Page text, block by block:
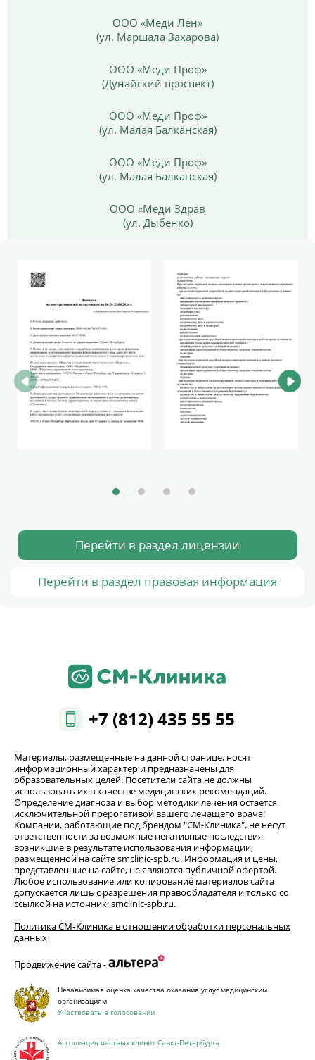
ООО «Меди Лен»
(ул. Маршала Захарова)
ООО «Меди Проф»
(Дунайский проспект)
ООО «Меди Проф»
(ул. Малая Балканская)
ООО «Меди Проф»
(ул. Малая Балканская)
ООО «Меди Здрав
(ул. Дыбенко)
Перейти в раздел лицензии
Перейти в раздел правовая информация
+7 (812) 435 55 55
Материалы, размещенные на данной странице, носят
информационный характер и предназначены для
образовательных целей. Посетители сайта не должны
использовать их в качестве медицинских рекомендаций.
Определение диагноза и выбор методики лечения остается
исключительной прерогативой вашего лечащего врача!
Компании, работающие под брендом "СМ-Клиника", не несут
ответственности за возможные негативные последствия,
возникшие в результате использования информации,
размещенной на сайте smclinic-spb.ru. Информация и цены,
представленные на сайте, не являются публичной офертой.
Любое использование или копирование материалов сайта
допускается лишь с разрешения правообладателя и только со
ссылкой на источник: smclinic-spb.ru.
Политика СМ‑Клиника в отношении обработки персональных
данных
Продвижение сайта -
Независимая оценка качества оказания услуг медицинским
организациям
Участвовать в голосовании
Ассоциация частных клиник Санкт-Петербурга